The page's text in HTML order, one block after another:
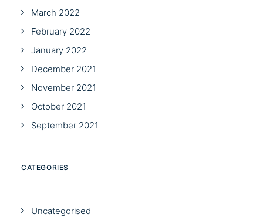
March 2022
February 2022
January 2022
December 2021
November 2021
October 2021
September 2021
CATEGORIES
Uncategorised